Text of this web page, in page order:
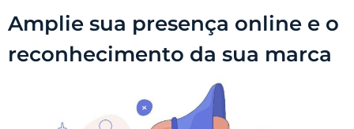
Amplie sua presença online e o
reconhecimento da sua marca